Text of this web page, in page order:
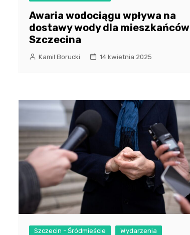
Awaria wodociągu wpływa na
dostawy wody dla mieszkańców
Szczecina
Kamil Borucki 14 kwietnia 2025
Szczecin - Śródmieście Wydarzenia